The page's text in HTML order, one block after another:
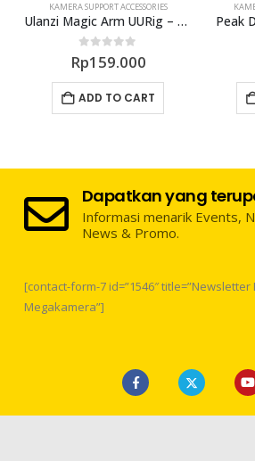
KAMERA SUPPORT ACCESSORIES
Ulanzi Magic Arm UURig – R002
0 out of 5
Rp159.000
ADD TO CART
Peak
Dapatkan yang
Informasi menarik Events,
News & Promo.
[contact-form-7 id=”1546″ title=”Newsletter
Megakamera”]